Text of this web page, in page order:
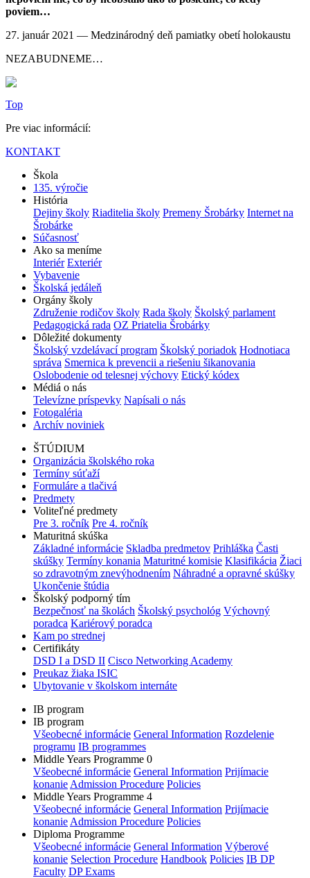
poviem…
27. január 2021 — Medzinárodný deň pamiatky obetí holokaustu
NEZABUDNEME…
Top
Pre viac informácií:
KONTAKT
Škola
135. výročie
História
Dejiny školy Riaditelia školy Premeny Šrobárky Internet na
Šrobárke
Súčasnosť
Ako sa meníme
Interiér Exteriér
Vybavenie
Školská jedáleň
Orgány školy
Združenie rodičov školy Rada školy Školský parlament
Pedagogická rada OZ Priatelia Šrobárky
Dôležité dokumenty
Školský vzdelávací program Školský poriadok Hodnotiaca
správa Smernica k prevencii a riešeniu šikanovania
Oslobodenie od telesnej výchovy Etický kódex
Médiá o nás
Televízne príspevky Napísali o nás
Fotogaléria
Archív noviniek
ŠTÚDIUM
Organizácia školského roka
Termíny súťaží
Formuláre a tlačivá
Predmety
Voliteľné predmety
Pre 3. ročník Pre 4. ročník
Maturitná skúška
Základné informácie Skladba predmetov Prihláška Časti
skúšky Termíny konania Maturitné komisie Klasifikácia Žiaci
so zdravotným znevýhodnením Náhradné a opravné skúšky
Ukončenie štúdia
Školský podporný tím
Bezpečnosť na školách Školský psychológ Výchovný
poradca Kariérový poradca
Kam po strednej
Certifikáty
DSD I a DSD II Cisco Networking Academy
Preukaz žiaka ISIC
Ubytovanie v školskom internáte
IB program
IB program
Všeobecné informácie General Information Rozdelenie
programu IB programmes
Middle Years Programme 0
Všeobecné informácie General Information Prijímacie
konanie Admission Procedure Policies
Middle Years Programme 4
Všeobecné informácie General Information Prijímacie
konanie Admission Procedure Policies
Diploma Programme
Všeobecné informácie General Information Výberové
konanie Selection Procedure Handbook Policies IB DP
Faculty DP Exams